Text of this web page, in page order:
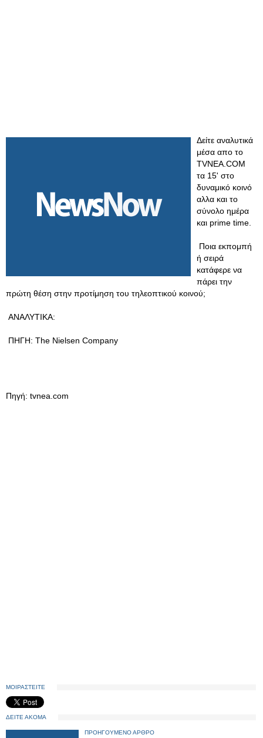
Δείτε αναλυτικά
μέσα απο το
TVNEA.COM
τα 15' στο
δυναμικό κοινό
αλλα και το
σύνολο ημέρα
και prime time.
Ποια εκπομπή
ή σειρά
κατάφερε να
πάρει την
πρώτη θέση στην προτίμηση του τηλεοπτικού κοινού;
ΑΝΑΛΥΤΙΚΑ:
ΠΗΓΗ: The Nielsen Company
Πηγή: tvnea.com
ΜΟΙΡΑΣΤΕΙΤΕ
ΔΕΙΤΕ ΑΚΟΜΑ
ΠΡΟΗΓΟΥΜΕΝΟ ΑΡΘΡΟ